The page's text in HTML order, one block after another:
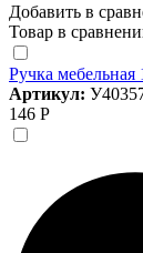
Добавить в
Товар в
Ручка мебельная
Артикул:
146 Р